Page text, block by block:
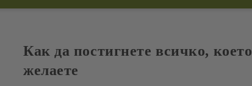
Как да постигнете всичко, което
желаете